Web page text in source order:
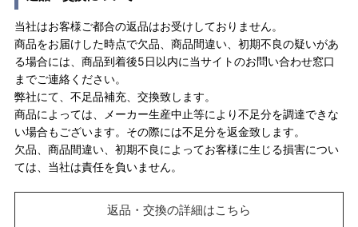
当社はお客様ご都合の返品はお受けしておりません。
商品をお届けした時点で欠品、商品間違い、初期不良の疑いがあ
る場合には、商品到着後5日以内に当サイトのお問い合わせ窓口
までご連絡ください。
弊社にて、不足品補充、交換致します。
商品によっては、メーカー生産中止等により不足分を調達できな
い場合もございます。その際には不足分を返金致します。
欠品、商品間違い、初期不良によってお客様に生じる損害につい
ては、当社は責任を負いません。
返品・交換の詳細はこちら